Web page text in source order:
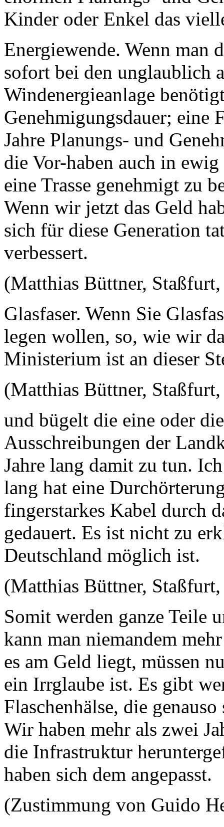
Kinder oder Enkel das
Energiewende. Wenn man
sofort bei den unglaublich
Windenergieanlage
Genehmigungsdauer;
Jahre Planungs- und
die Vor-haben auch in
eine Trasse genehmigt zu
Wenn wir jetzt das Geld
sich für diese Generation
verbessert.
(Matthias Büttner,
Glasfaser. Wenn Sie
legen wollen, so, wie wir
Ministerium ist an dieser
(Matthias Büttner,
und bügelt die eine oder
Ausschreibungen der
Jahre lang damit zu tun.
lang hat eine
fingerstarkes Kabel durch
gedauert. Es ist nicht zu
Deutschland möglich ist.
(Matthias Büttner,
Somit werden ganze Teile
kann man niemandem
es am Geld liegt, müssen
ein Irrglaube ist. Es gibt
Flaschenhälse, die
Wir haben mehr als zwei
die Infrastruktur
haben sich dem angepasst.
(Zustimmung von Guido